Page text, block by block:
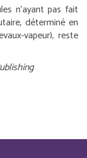
n’ayant pas fait
déterminé en
vapeur), reste